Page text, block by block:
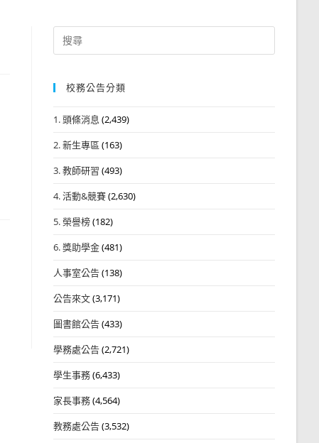
Search
for:
校務公告分類
1. 頭條消息 (2,439)
2. 新生專區 (163)
3. 教師研習 (493)
4. 活動&競賽(2,630)
5. 榮譽榜(182)
6. 獎助學金(481)
人事室公告(138)
公告來文(3,171)
圖書館公告(433)
學務處公告(2,721)
學生事務(6,433)
家長事務(4,564)
教務處公告(3,532)